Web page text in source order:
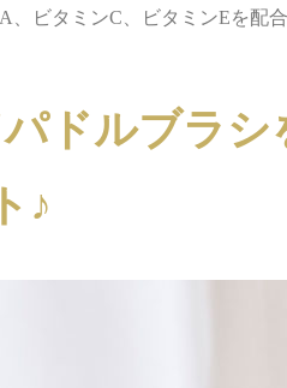
、ビタミンC、ビタミンEを配
ドルブラ
ト♪